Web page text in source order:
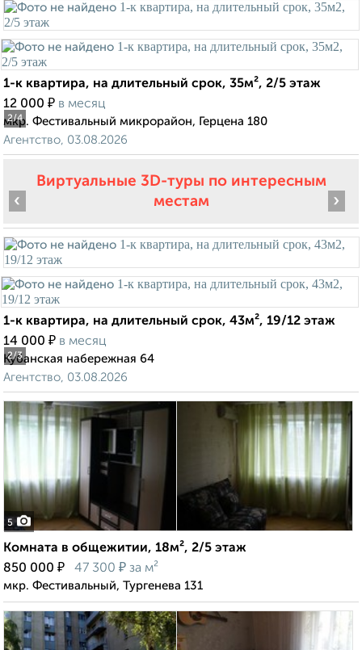
2/4
1-к квартира, на длительный срок, 35м², 2/5 этаж
12 000 ₽ в месяц
мкр. Фестивальный микрорайон, Герцена 180
Агентство, 03.08.2026
Виртуальные 3D-туры по интересным
местам
2/3
‹ ›
1-к квартира, на длительный срок, 43м², 19/12 этаж
14 000 ₽ в месяц
Кубанская набережная 64
Агентство, 03.08.2026
5
Комната в общежитии, 18м², 2/5 этаж
850 000 ₽ 47 300 ₽ за м²
мкр. Фестивальный, Тургенева 131